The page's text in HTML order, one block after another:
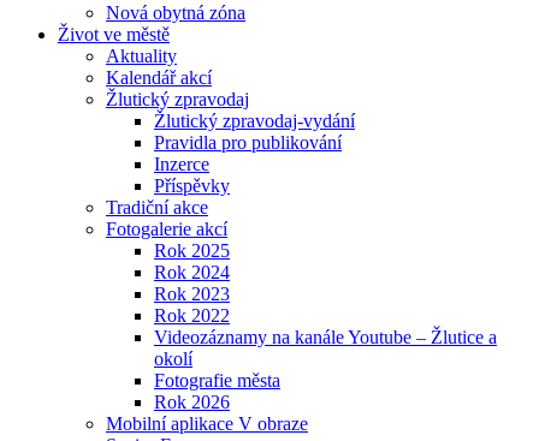
Nová obytná zóna
Život ve městě
Aktuality
Kalendář akcí
Žlutický zpravodaj
Žlutický zpravodaj-vydání
Pravidla pro publikování
Inzerce
Příspěvky
Tradiční akce
Fotogalerie akcí
Rok 2025
Rok 2024
Rok 2023
Rok 2022
Videozáznamy na kanále Youtube – Žlutice a
okolí
Fotografie města
Rok 2026
Mobilní aplikace V obraze